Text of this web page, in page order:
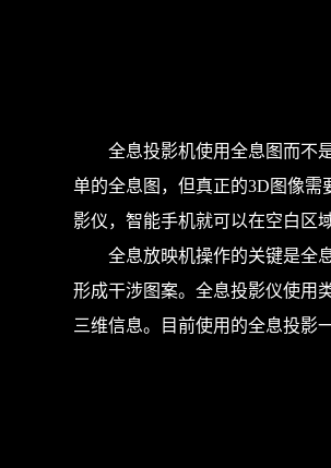
全息投影机使用全息图而不是
单的全息图，但真正的3D图像
影仪，智能手机就可以在空白区
全息放映机操作的关键是全息
形成干涉图案。全息投影仪使用
三维信息。目前使用的全息投影